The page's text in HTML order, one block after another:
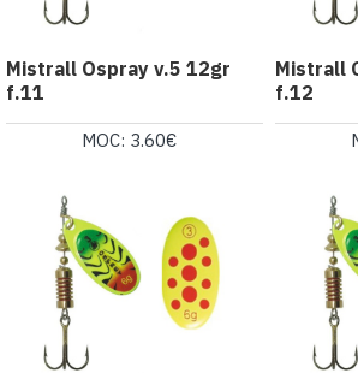
Mistrall Ospray v.5 12gr
f.11
MOC: 3.60€
Mistrall
f.12